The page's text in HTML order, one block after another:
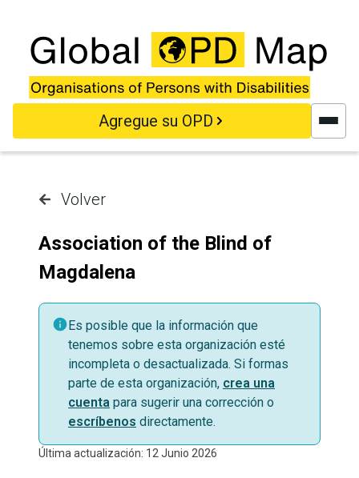
Agregue su OPD
Volver
Association of the Blind of
Magdalena
Es posible que la información que
tenemos sobre esta organización esté
incompleta o desactualizada. Si formas
parte de esta organización, crea una
cuenta para sugerir una corrección o
escríbenos directamente.
Última actualización: 12 Junio 2026